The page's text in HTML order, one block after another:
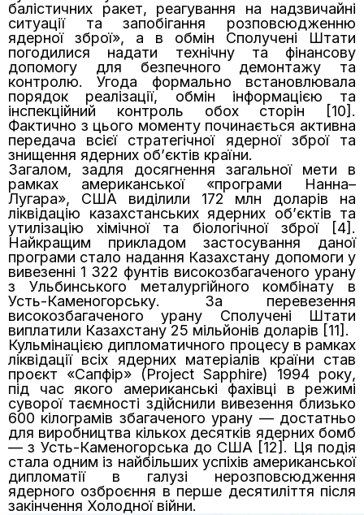
балістичних ракет, реагування на надзвичайні
ситуації та запобігання розповсюдженню
ядерної зброї», а в обмін Сполучені Штати
погодилися надати технічну та фінансову
допомогу для безпечного демонтажу та
контролю. Угода формально встановлювала
порядок реалізації, обмін інформацією та
інспекційний контроль обох сторін [10].
Фактично з цього моменту починається активна
передача всієї стратегічної ядерної зброї та
знищення ядерних об’єктів країни.
Загалом, задля досягнення загальної мети в
рамках американської «програми Нанна–
Лугара», США виділили 172 млн доларів на
ліквідацію казахстанських ядерних об’єктів та
утилізацію хімічної та біологічної зброї [4].
Найкращим прикладом застосування даної
програми стало надання Казахстану допомоги у
вивезенні 1 322 фунтів високозбагаченого урану
з Ульбинського металургійного комбінату в
Усть-Каменогорську. За перевезення
високозбагаченого урану Сполучені Штати
виплатили Казахстану 25 мільйонів доларів [11].
Кульмінацією дипломатичного процесу в рамках
ліквідації всіх ядерних матеріалів країни став
проєкт «Сапфір» (Project Sapphire) 1994 року,
під час якого американські фахівці в режимі
суворої таємності здійснили вивезення близько
600 кілограмів збагаченого урану — достатньо
для виробництва кількох десятків ядерних бомб
— з Усть-Каменогорська до США [12]. Ця подія
стала одним із найбільших успіхів американської
дипломатії в галузі нерозповсюдження
ядерного озброєння в перше десятиліття після
закінчення Холодної війни.